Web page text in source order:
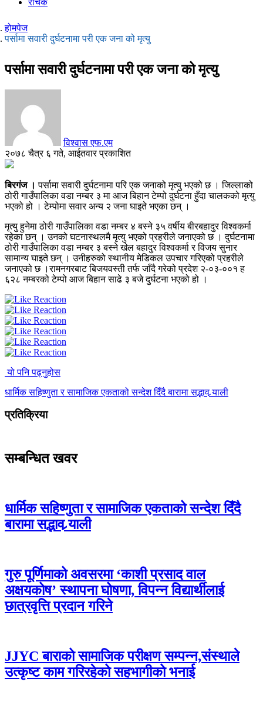
रोचक
होमपेज
पर्सामा सवारी दुर्घटनामा परी एक जना को मृत्यु
पर्सामा सवारी दुर्घटनामा परी एक जना को मृत्यु
विश्वास एफ.एम
२०७८ चैत्र ६ गते, आईतवार प्रकाशित
बिरगंज ।पर्सामा सवारी दुर्घटनामा परि एक जनाको मृत्यु भएको छ । जिल्लाको
ठोरी गाउँपालिका वडा नम्बर ३ मा आज बिहान टेम्पो दुर्घटना हुँदा चालकको मृत्यु
भएको हो । टेम्पोमा सवार अन्य २ जना घाइते भएका छन् ।
मृत्यु हुनेमा ठोरी गाउँपालिका वडा नम्बर ४ बस्ने ३५ वर्षीय बीरबहादुर विश्वकर्मा
रहेका छन् । उनको घटनास्थलमै मृत्यु भएको प्रहरीले जनाएको छ । दुर्घटनामा
ठोरी गाउँपालिका वडा नम्बर ३ बस्ने खेल बहादुर विश्वकर्मा र विजय सुनार
सामान्य घाइते छन् । उनीहरुको स्थानीय मेडिकल उपचार गरिएको प्रहरीले
जनाएको छ ।रामनगरबाट बिजयवस्ती तर्फ जाँदै गरेको प्रदेश २-०३-००१ ह
६२८ नम्बरको टेम्पो आज बिहान साढे ३ बजे दुर्घटना भएको हो ।
यो पनि पढ्नुहोस
धार्मिक सहिष्णुता र सामाजिक एकताको सन्देश दिँदै बारामा सद्भाव र्‍याली
प्रतिक्रिया
सम्बन्धित खवर
धार्मिक सहिष्णुता र सामाजिक एकताको सन्देश दिँदै
बारामा सद्भाव र्‍याली
गुरु पूर्णिमाको अवसरमा ‘काशी प्रसाद वाल
अक्षयकोष’ स्थापना घोषणा, विपन्न विद्यार्थीलाई
छात्रवृत्ति प्रदान गरिने
JJYC बाराको सामाजिक परीक्षण सम्पन्न,संस्थाले
उत्कृष्ट काम गरिरहेको सहभागीको भनाई